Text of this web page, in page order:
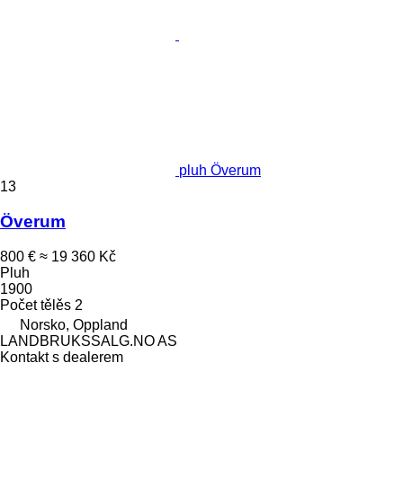
pluh Överum
13
Överum
800 € ≈ 19 360 Kč
Pluh
1900
Počet tělěs 2
Norsko, Oppland
LANDBRUKSSALG.NO AS
Kontakt s dealerem